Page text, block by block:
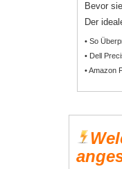
Bevor
Der
• So
• Dell
• Amazon